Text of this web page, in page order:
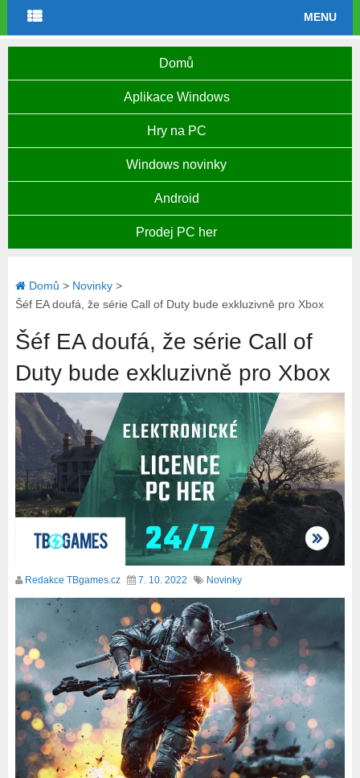
MENU
Domů
Aplikace Windows
Hry na PC
Windows novinky
Android
Prodej PC her
Domů > Novinky>
Šéf EA doufá, že série Call of Duty bude exkluzivně pro Xbox
Šéf EA doufá, že série Call of
Duty bude exkluzivně pro Xbox
Redakce TBgames.cz 7. 10. 2022 Novinky